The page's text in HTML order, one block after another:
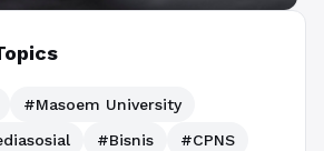
#Masoem University
#Bisnis
#CPNS